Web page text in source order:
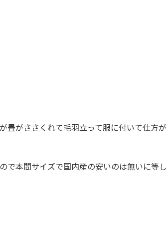
畳がささくれて毛羽立って服に付いて仕方が
本間サイズで国内産の安いのは無いに等し